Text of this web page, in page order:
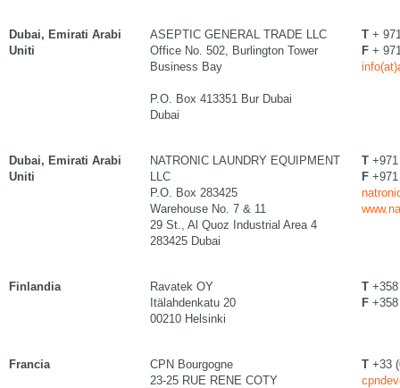
Dubai, Emirati Arabi
Uniti
ASEPTIC GENERAL TRADE LLC
Office No. 502, Burlington Tower
Business Bay
P.O. Box 413351 Bur Dubai
Dubai
T +
F +
Dubai, Emirati Arabi
Uniti
NATRONIC LAUNDRY EQUIPMENT
LLC
P.O. Box 283425
Warehouse No. 7 & 11
29 St., Al Quoz Industrial Area 4
283425 Dubai
T
F
Finlandia
Ravatek OY
Itälahdenkatu 20
00210 Helsinki
T
F
Francia
CPN Bourgogne
23-25 RUE RENE COTY
T +33